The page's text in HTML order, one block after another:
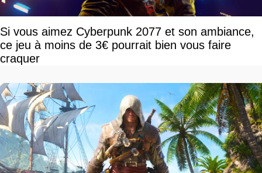
Si vous aimez Cyberpunk 2077 et son ambiance,
ce jeu à moins de 3€ pourrait bien vous faire
craquer